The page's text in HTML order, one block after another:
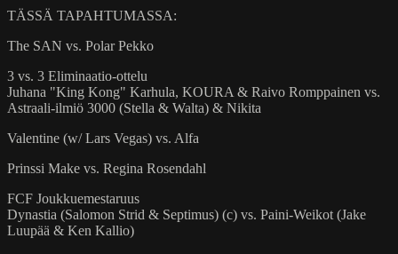
TÄSSÄ TAPAHTUMASSA:
The SAN vs. Polar Pekko
3 vs. 3 Eliminaatio-ottelu
Juhana "King Kong" Karhula, KOURA & Raivo Romppainen vs.
Astraali-ilmiö 3000 (Stella & Walta) & Nikita
Valentine (w/ Lars Vegas) vs. Alfa
Prinssi Make vs. Regina Rosendahl
FCF Joukkuemestaruus
Dynastia (Salomon Strid & Septimus) (c) vs. Paini-Weikot (Jake
Luupää & Ken Kallio)